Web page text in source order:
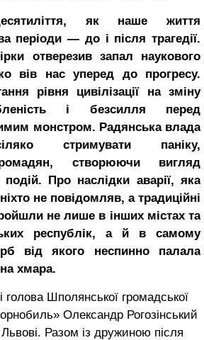
як наше життя
періоди — до і після трагедії.
отверезив запал наукового
вів нас уперед до прогресу.
рівня цивілізації на зміну
і безсилля перед
монстром. Радянська влада
стримувати паніку,
створюючи вигляд
Про наслідки аварії, яка
не повідомляв, а традиційні
не лише в інших містах та
республік, а й в самому
від якого неспинно палала
хмара.
голова Шполянської громадської
Олександр Рогозінський
Разом із дружиною після